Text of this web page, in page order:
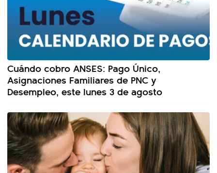
Cuándo cobro ANSES: Pago Único,
Asignaciones Familiares de PNC y
Desempleo, este lunes 3 de agosto